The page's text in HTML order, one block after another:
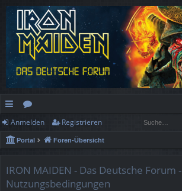
ch
ne
ug
or
en
Anmelden Registrieren
Portal Foren-Übersicht
IRON MAIDEN - Das Deutsche Forum -
Nutzungsbedingungen